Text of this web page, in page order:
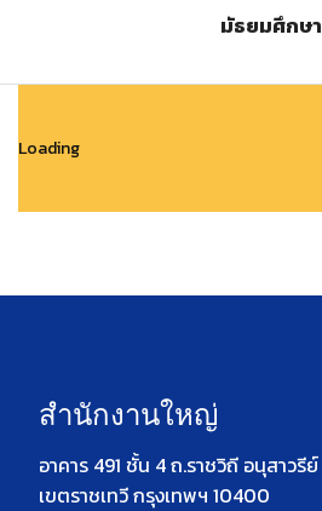
มัธยมศึกษา
Loading
สำนักงานใหญ่
อาคาร 491 ชั้น 4 ถ.ราชวิถี อนุสาวรีย์
เขตราชเทวี กรุงเทพฯ 10400